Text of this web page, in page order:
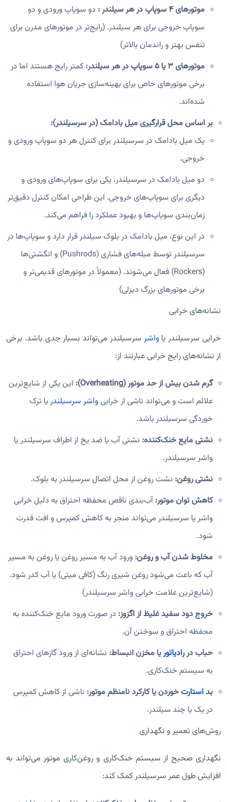
موتورهای ۴ سوپاپ در هر سیلندر :
دو سوپاپ ورودی و دو
سوپاپ خروجی برای هر سیلندر. (رایج‌تر در موتورهای مدرن برای
تنفس بهتر و راندمان بالاتر)
موتورهای ۳ یا ۵ سوپاپ در هر سیلندر:
کمتر رایج هستند اما در
برخی موتورهای خاص برای بهینه‌سازی جریان هوا استفاده
شده‌اند.
بر اساس محل قرارگیری میل بادامک (در سرسیلندر):
یک میل بادامک در سرسیلندر برای کنترل هر دو سوپاپ ورودی و
خروجی.
دو میل بادامک در سرسیلندر، یکی برای سوپاپ‌های ورودی و
دیگری برای سوپاپ‌های خروجی. این طراحی امکان کنترل دقیق‌تر
زمان‌بندی سوپاپ‌ها و بهبود عملکرد را فراهم می‌کند.
در این نوع، میل بادامک در بلوک سیلندر قرار دارد و سوپاپ‌ها در
سرسیلندر توسط میله‌های فشاری (Pushrods) و انگشتی‌ها
(Rockers) فعال می‌شوند. (معمولاً در موتورهای قدیمی‌تر و
برخی موتورهای بزرگ دیزلی)
نشانه‌های خرابی
خرابی سرسیلندر یاواشر سرسیلندر می‌تواند بسیار جدی باشد. برخی
از نشانه‌های رایج خرابی عبارتند از:
گرم شدن بیش از حد موتور (Overheating):
این یکی از شایع‌ترین
علائم است و می‌تواند ناشی از خرابیواشر سرسیلندریا ترک
خوردگی سرسیلندر باشد.
نشتی مایع خنک‌کننده: نشتی آب یا ضد یخ از اطراف سرسیلندر یا
واشر سرسیلندر.
نشتی روغن: نشت روغن از محل اتصال سرسیلندر به بلوک.
کاهش توان موتور:آب‌بندی ناقص محفظه احتراق به دلیل خرابی
واشر یا سرسیلندر می‌تواند منجر به کاهش کمپرس و افت قدرت
شود.
مخلوط شدن آب و روغن: ورود آب به مسیر روغن یا روغن به مسیر
آب که باعث می‌شود روغن شیری رنگ (کافی میتی) یا آب کدر شود.
(شایع‌ترین علامت خرابی واشر سرسیلندر)
خروج دود سفید غلیظ از اگزوز: در صورت ورود مایع خنک‌کننده به
محفظه احتراق و سوختن آن.
حباب دررادیاتوریا مخزن انبساط: نشانه‌ای از ورود گازهای احتراق
به سیستم خنک‌کاری.
بداستارتخوردن یا کارکرد نامنظم موتور: ناشی از کاهش کمپرس
در یک یا چند سیلندر.
روش‌های تعمیر و نگهداری
نگهداری صحیح از سیستم خنک‌کاری و روغن‌کاری موتور می‌تواند به
افزایش طول عمر سرسیلندر کمک کند: